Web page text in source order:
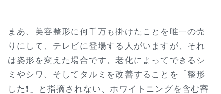
まあ、美容整形に何千万も掛けたことを唯一の売
りにして、テレビに登場する人がいますが、それ
は姿形を変えた場合です。老化によってできるシ
ミやシワ、そしてタルミを改善することを「整形
した❗」と指摘されない、ホワイトニングを含む審